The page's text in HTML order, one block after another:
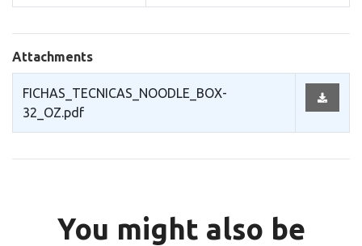
Attachments
FICHAS_TECNICAS_NOODLE_BOX-
32_OZ.pdf
You might also be